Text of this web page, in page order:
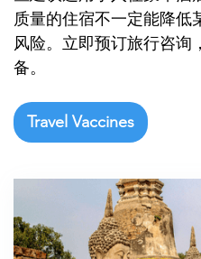
质量的住宿不一定能降低
风险。立即预订旅行咨询
备。
Travel Vaccines